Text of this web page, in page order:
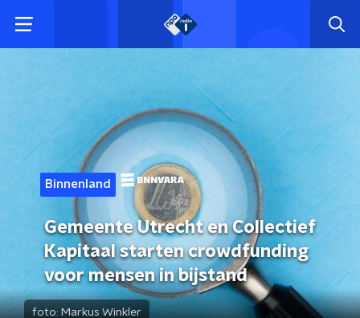
Binnenland
Gemeente Utrecht en Collectief
Kapitaal starten crowdfunding
voor mensen in bijstand
foto: Markus Winkler